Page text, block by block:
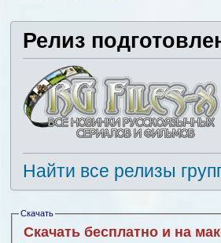
Релиз
Найти все релизы
Скачать
Скачать бесплатно и на